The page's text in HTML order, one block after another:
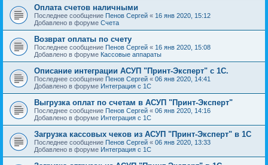
Оплата счетов наличными
Последнее сообщение Пенов Сергей « 16 янв 2020, 15:12
Добавлено в форуме Счета
Возврат оплаты по счету
Последнее сообщение Пенов Сергей « 16 янв 2020, 15:08
Добавлено в форуме Кассовые аппараты
Описание интеграции АСУП "Принт-Эксперт" с 1С.
Последнее сообщение Пенов Сергей « 06 янв 2020, 14:41
Добавлено в форуме Интеграция с 1С
Выгрузка оплат по счетам в АСУП "Принт-Эксперт"
Последнее сообщение Пенов Сергей « 06 янв 2020, 14:16
Добавлено в форуме Интеграция с 1С
Загрузка кассовых чеков из АСУП "Принт-Эксперт" в 1С
Последнее сообщение Пенов Сергей « 06 янв 2020, 13:33
Добавлено в форуме Интеграция с 1С